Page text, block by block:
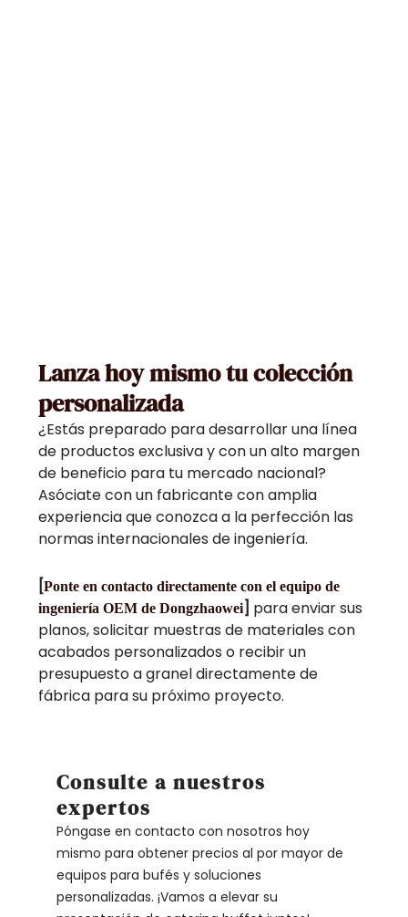
Lanza hoy mismo tu colección
personalizada
¿Estás preparado para desarrollar una línea
de productos exclusiva y con un alto margen
de beneficio para tu mercado nacional?
Asóciate con un fabricante con amplia
experiencia que conozca a la perfección las
normas internacionales de ingeniería.
[Ponte en contacto directamente con el equipo de
ingeniería OEM de Dongzhaowei] para enviar sus
planos, solicitar muestras de materiales con
acabados personalizados o recibir un
presupuesto a granel directamente de
fábrica para su próximo proyecto.
Consulte a nuestros
expertos
Póngase en contacto con nosotros hoy
mismo para obtener precios al por mayor de
equipos para bufés y soluciones
personalizadas. ¡Vamos a elevar su